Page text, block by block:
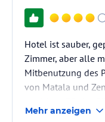
Hotel ist sauber,
Zimmer, aber alle
Mitbenutzung des
von Matala und
Auto mieten. Das
Mehr anzeigen